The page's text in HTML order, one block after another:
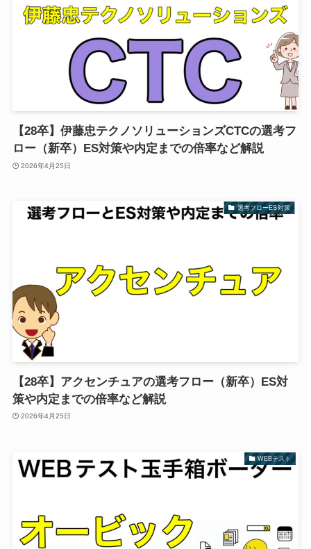
【28卒】伊藤忠テクノソリューションズCTCの選考フ
ロー（新卒）ES対策や内定までの倍率など解説
2026年4月25日
選考フローES対策
【28卒】アクセンチュアの選考フロー（新卒）ES対
策や内定までの倍率など解説
2026年4月25日
WEBテスト